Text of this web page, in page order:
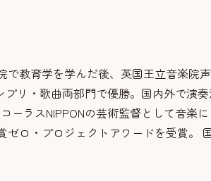
教育学を学んだ後、英国王立音楽院
リ・歌曲両部門で優勝。国内外で演
ーラスNIPPONの芸術監督として音楽
ゼロ・プロジェクトアワードを受賞。